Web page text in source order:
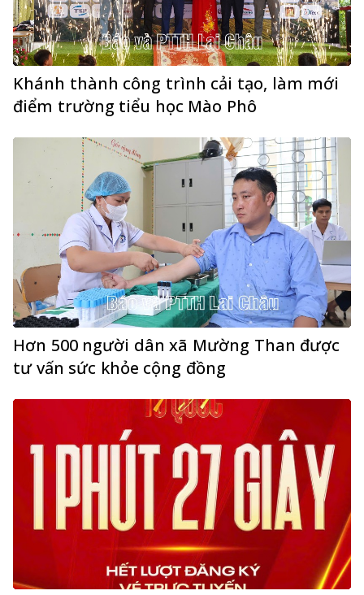
Khánh thành công trình cải tạo, làm mới
điểm trường tiểu học Mào Phô
Hơn 500 người dân xã Mường Than được
tư vấn sức khỏe cộng đồng